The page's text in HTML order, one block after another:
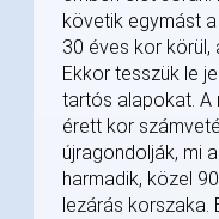
követik egymást
30 éves kor körül,
Ekkor tesszük le
tartós alapokat. A
érett kor
újragondolják, mi
harmadik, közel
lezárás korszaka.